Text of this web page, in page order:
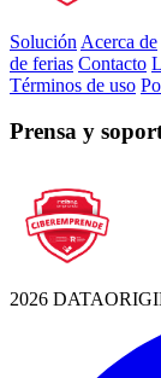
Solución Acerca de
de ferias Contacto
Términos de uso
Prensa y
2026